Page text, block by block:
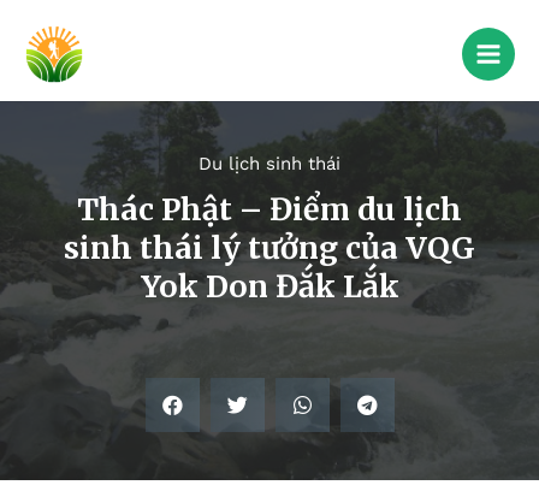
Du lịch sinh thái
Thác Phật – Điểm du lịch
sinh thái lý tưởng của VQG
Yok Don Đắk Lắk